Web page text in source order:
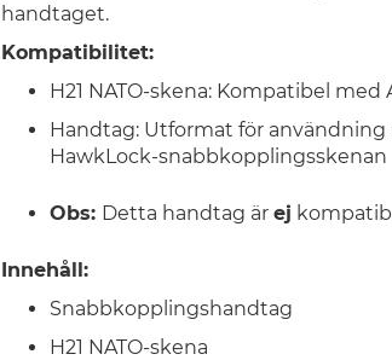
handtaget.
Kompatibilitet:
H21 NATO-skena: Kompatibel
Handtag: Utformat för
HawkLock-snabbkopplingsskenan
Obs: Detta handtag är ej
Innehåll:
Snabbkopplingshandtag
H21 NATO-skena